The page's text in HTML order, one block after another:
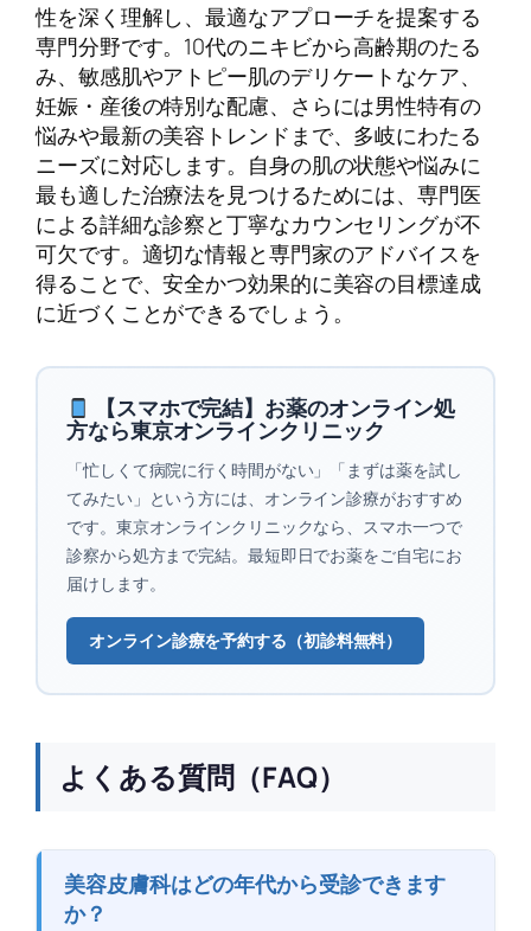
性を深く理解し、最適なアプローチを提案する
専門分野です。10代のニキビから高齢期のたる
み、敏感肌やアトピー肌のデリケートなケア、
妊娠・産後の特別な配慮、さらには男性特有の
悩みや最新の美容トレンドまで、多岐にわたる
ニーズに対応します。自身の肌の状態や悩みに
最も適した治療法を見つけるためには、専門医
による詳細な診察と丁寧なカウンセリングが不
可欠です。適切な情報と専門家のアドバイスを
得ることで、安全かつ効果的に美容の目標達成
に近づくことができるでしょう。
【スマホで完結】お薬のオンライン処
方なら東京オンラインクリニック
「忙しくて病院に行く時間がない」「まずは薬を試し
てみたい」という方には、オンライン診療がおすすめ
です。東京オンラインクリニックなら、スマホ一つで
診察から処方まで完結。最短即日でお薬をご自宅にお
届けします。
オンライン診療を予約する（初診料無料）
よくある質問（FAQ）
美容皮膚科はどの年代から受診できます
か？